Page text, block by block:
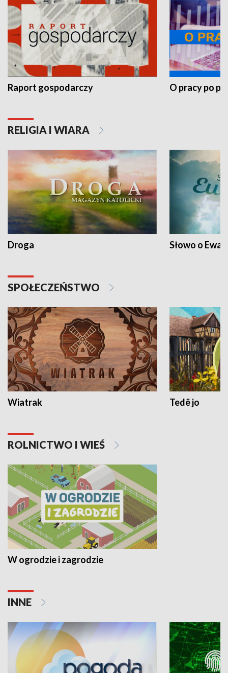
Raport gospodarczy O pracy po
RELIGIA I WIARA
Droga Słowo o
SPOŁECZEŃSTWO
Wiatrak Tedë jo
ROLNICTWO I WIEŚ
W ogrodzie i zagrodzie
INNE